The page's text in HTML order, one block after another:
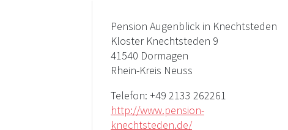
Pension Augenblick in Knechtsteden
Kloster Knechtsteden 9
41540 Dormagen
Rhein-Kreis Neuss
Telefon: +49 2133 262261
http://www.pension-
knechtsteden.de/